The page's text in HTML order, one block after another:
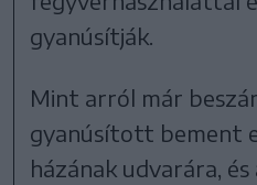
gyanúsítják.
Mint arról már
gyanúsított bement
házának udvarára,